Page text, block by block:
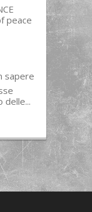
peace
sapere
delle...